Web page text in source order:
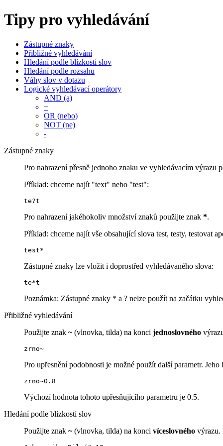
Tipy pro vyhledávání
Zástupné znaky
Přibližné vyhledávání
Hledání podle blízkosti slov
Hledání podle rozsahu
Váhy slov v dotazu
Logické vyhledávací operátory
AND (a)
+
OR (nebo)
NOT (ne)
-
Zástupné znaky
Pro nahrazení přesně jednoho znaku ve vyhledávacím výrazu
Příklad: chceme najít "text" nebo "test":
te?t
Pro nahrazení jakéhokoliv množství znaků použijte znak *.
Příklad: chceme najít vše obsahující slova test, testy, testovat
test*
Zástupné znaky lze vložit i doprostřed vyhledávaného slova:
te*t
Poznámka: Zástupné znaky * a ? nelze použít na začátku
Přibližné vyhledávání
Použijte znak ~(vlnovka, tilda) na konci jednoslovného
zrno~
Pro upřesnění podobnosti je možné použít další parametr.
zrno~0.8
Výchozí hodnota tohoto upřesňujícího parametru je 0.5.
Hledání podle blízkosti slov
Použijte znak ~(vlnovka, tilda) na konci víceslovného výrazu.